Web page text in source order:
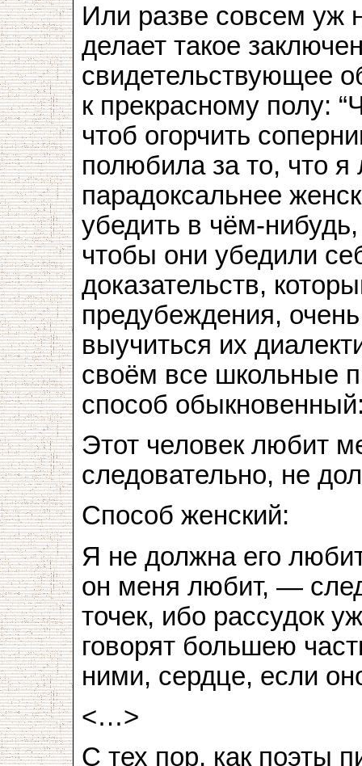
Или разве совсем уж
делает такое
свидетельствующее
к прекрасному полу:
чтоб огорчить
полюбила за то, что
парадоксальнее
убедить в чём-
чтобы они убедили
доказательств,
предубеждения,
выучиться их
своём все школьные
способ
Этот человек любит
следовательно, не
Способ женский:
Я не должна его
он меня любит, —
точек, ибо рассудок
говорят большею
ними, сердце, если
<…>
С тех пор, как поэты